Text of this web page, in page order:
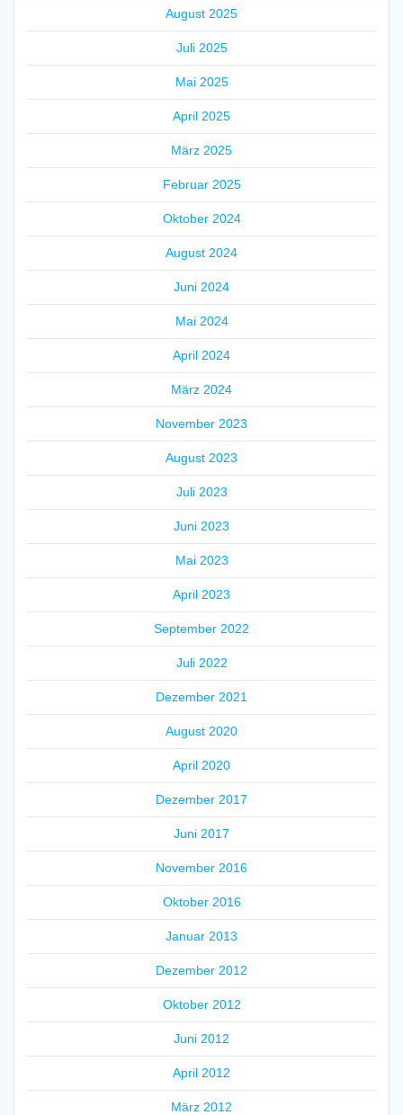
August 2025
Juli 2025
Mai 2025
April 2025
März 2025
Februar 2025
Oktober 2024
August 2024
Juni 2024
Mai 2024
April 2024
März 2024
November 2023
August 2023
Juli 2023
Juni 2023
Mai 2023
April 2023
September 2022
Juli 2022
Dezember 2021
August 2020
April 2020
Dezember 2017
Juni 2017
November 2016
Oktober 2016
Januar 2013
Dezember 2012
Oktober 2012
Juni 2012
April 2012
März 2012